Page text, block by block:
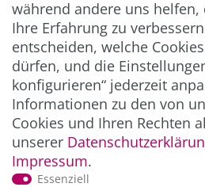
ZAHLUNG & VERSAND
während andere uns helfen,
Ihre Erfahrung zu
entscheiden, welche
dürfen, und die
konfigurieren“ jederzeit
Informationen zu den von
Cookies und Ihren Rechten
unserer
Impressum.
Essenziell